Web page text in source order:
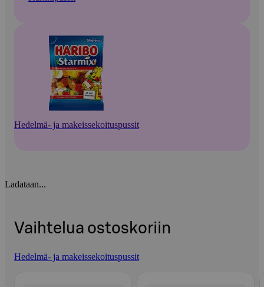
Hedelmä- ja makeissekoituspussit
Ladataan...
Vaihtelua ostoskoriin
Hedelmä- ja makeissekoituspussit